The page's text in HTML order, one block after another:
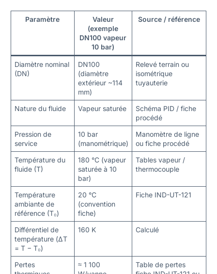
Paramètre
Valeur
(exemple
DN100 vapeur
10 bar)
Source / référence
Diamètre nominal
(DN)
DN100
(diamètre
extérieur ~114
mm)
Relevé terrain ou
isométrique
tuyauterie
Nature du fluide Vapeur saturée
Schéma PID / fiche
procédé
Pression de
service
10 bar
(manométrique)
Manomètre de ligne
ou fiche procédé
Température du
fluide (T)
180 °C (vapeur
saturée à 10
bar)
Tables vapeur /
thermocouple
Température
ambiante de
référence (T₀)
20 °C
(convention
fiche)
Fiche IND-UT-121
Différentiel de
température (ΔT
= T − T₀)
160 K Calculé
Pertes
≈ 1 100
Table de pertes